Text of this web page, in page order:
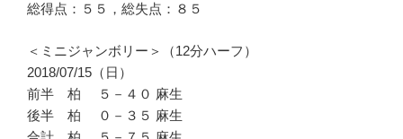
総得点：５５，総失点：８５
＜ミニジャンボリー＞（12分ハーフ）
2018/07/15（日）
前半 柏 ５－４０ 麻生
後半 柏 ０－３５ 麻生